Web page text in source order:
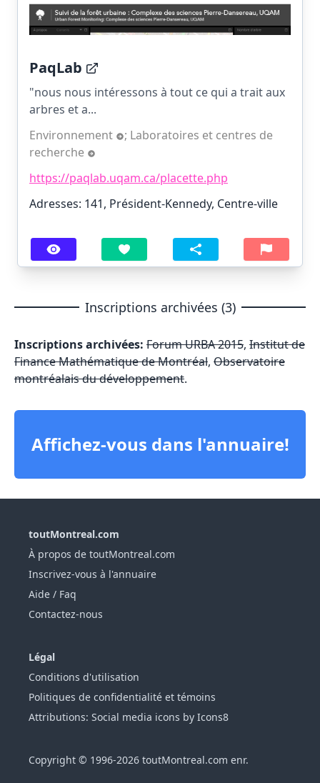
PaqLab
"nous nous intéressons à tout ce qui a trait aux
arbres et a...
Environnement
; Laboratoires et centres de
recherche
https://paqlab.uqam.ca/placette.php
Adresses: 141, Président-Kennedy, Centre-ville
Inscriptions archivées (3)
Inscriptions archivées: Forum URBA 2015, Institut de
Finance Mathématique de Montréal, Observatoire
montréalais du développement.
Affichez-vous dans l'annuaire!
toutMontreal.com
À propos de toutMontreal.com
Inscrivez-vous à l'annuaire
Aide / Faq
Contactez-nous
Légal
Conditions d'utilisation
Politiques de confidentialité et témoins
Attributions: Social media icons by Icons8
Copyright © 1996-2026 toutMontreal.com enr.